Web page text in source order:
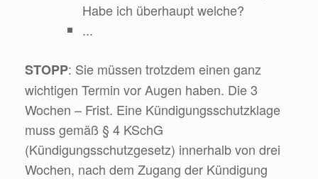
Habe ich überhaupt welche?
...
STOPP: Sie müssen trotzdem einen ganz
wichtigen Termin vor Augen haben. Die 3
Wochen – Frist. Eine Kündigungsschutzklage
muss gemäß § 4 KSchG
(Kündigungsschutzgesetz) innerhalb von drei
Wochen, nach dem Zugang der Kündigung